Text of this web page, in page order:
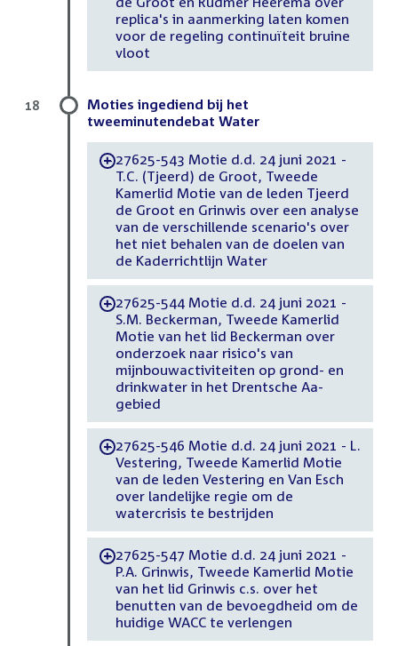
replica's in aanmerking laten komen
voor de regeling continuïteit bruine
vloot
Moties ingediend bij het
tweeminutendebat Water
-27625-543 Motie d.d. 24 juni 2021 -
T.C. (Tjeerd) de Groot, Tweede
Kamerlid Motie van de leden Tjeerd
de Groot en Grinwis over een analyse
van de verschillende scenario's over
het niet behalen van de doelen van
de Kaderrichtlijn Water
-27625-544 Motie d.d. 24 juni 2021 -
S.M. Beckerman, Tweede Kamerlid
Motie van het lid Beckerman over
onderzoek naar risico's van
mijnbouwactiviteiten op grond- en
drinkwater in het Drentsche Aa-
gebied
-27625-546 Motie d.d. 24 juni 2021 - L.
Vestering, Tweede Kamerlid Motie
van de leden Vestering en Van Esch
over landelijke regie om de
watercrisis te bestrijden
-27625-547 Motie d.d. 24 juni 2021 -
P.A. Grinwis, Tweede Kamerlid Motie
van het lid Grinwis c.s. over het
benutten van de bevoegdheid om de
huidige WACC te verlengen
18